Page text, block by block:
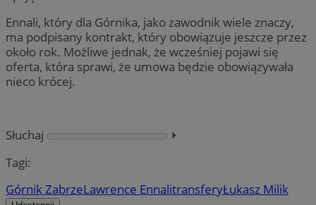
Ennali, który dla Górnika, jako zawodnik wiele znaczy,
ma podpisany kontrakt, który obowiązuje jeszcze przez
około rok. Możliwe jednak, że wcześniej pojawi się
oferta, która sprawi, że umowa będzie obowiązywała
nieco krócej.
Słuchaj
⏵︎
Tagi:
Górnik ZabrzeLawrence EnnalitransferyŁukasz Milik